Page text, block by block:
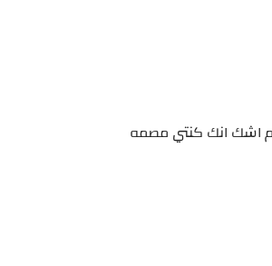
اشك انك كنتي مصمه